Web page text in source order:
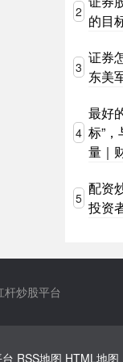
2 的目
3
证券
东美
4
最好
标”
量｜
5
配资
投资
杆炒股平台
RSS地图 HTML地图